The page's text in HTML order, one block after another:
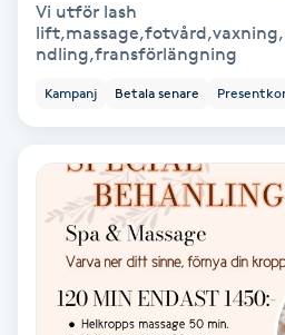
Face framing
Fet hårbotten
Fettreducering
Fibromassage
Vi utför lash
ndling,fransförlängning
Kampanj Betala senare